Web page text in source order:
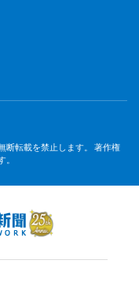
断転載を禁止します。 著作権